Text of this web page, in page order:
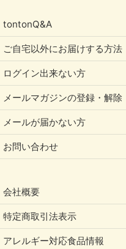
tontonQ&A
ご自宅以外にお届けする方法
ログイン出来ない方
メールマガジンの登録・解除
メールが届かない方
お問い合わせ
会社概要
特定商取引法表示
アレルギー対応食品情報